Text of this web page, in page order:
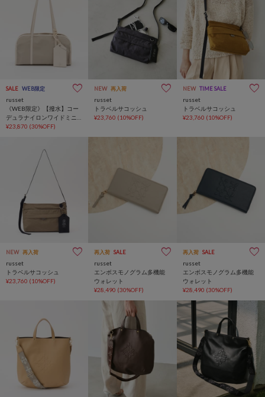
SALE WEB限定
russet
《WEB限定》【撥水】コー
デュラナイロンワイドミニ
ボストンバッグ
¥23,870 (30%OFF)
NEW 再入荷
russet
トラベルサコッシュ
¥23,760 (10%OFF)
NEW TIME SALE
russet
トラベルサコッシュ
¥23,760 (10%OFF)
NEW 再入荷
russet
トラベルサコッシュ
¥23,760 (10%OFF)
再入荷 SALE
russet
エンボスモノグラム多機能
ウォレット
¥28,490 (30%OFF)
再入荷 SALE
russet
エンボスモノグラム多機能
ウォレット
¥28,490 (30%OFF)